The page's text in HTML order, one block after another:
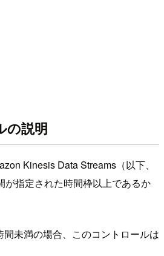
の説明
Kinesis Data Streams（以下、
が指定された時間枠以上であるか
未満の場合、このコントロールは